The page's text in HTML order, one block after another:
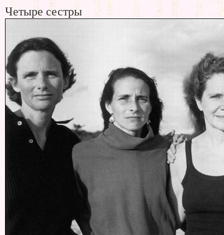
Четыре сестры